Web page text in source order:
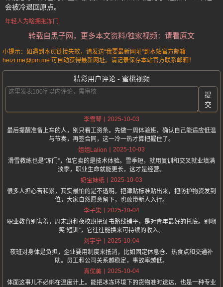
会被冷退回原点。
年轻人为啥拥抱冻门
转载自黑子网，更多本文资料/独家视频：请看原文
小提示：如遇到本页链接失效，请发送“我要最新网址”到本站官方邮箱
heizi.me@pm.me 可自动获得最新网址。请记录保存本站官方联系邮箱！
精彩用户评论 - 蜜桃视频
提
交
李雪琴
2025-10-03
最后提醒准备上车的人，别只看工资条。先做一周体验班，确认自己能适应低温
与节奏，再签合同，这一冷一热才算把握住了。
姐姐Lalion
2025-10-03
滑雪教练也是“冻门”，但它卖的是技术体验。雪季短，就用复训和交叉就业填满
淡季，职业生命就能更长，这才是经营。
奶宝妹纸
2025-10-03
很多人担心苦和累，其实最怕的是不透明。把津贴标准贴出来，把防护物资发到
位，大家自然愿意留下，也敢带新人入行。
李子柒
2025-10-04
职业教育别害羞，周末班和夜校班把证书路线铺平，是对青年最好的托底。别嘲
笑“短训”，它往往能换来可持续的收入。
刘宇宁
2025-10-04
夜班对身体是负担，企业要用制度来抵消，比如固定休息仓、热食点和交通补
助。员工和公司关系越稳定，事故率越低。
真优美
2025-10-04
体面这事儿不必绑在温度计上。能把冰冻环境下的货物准时送达，也是一种专业